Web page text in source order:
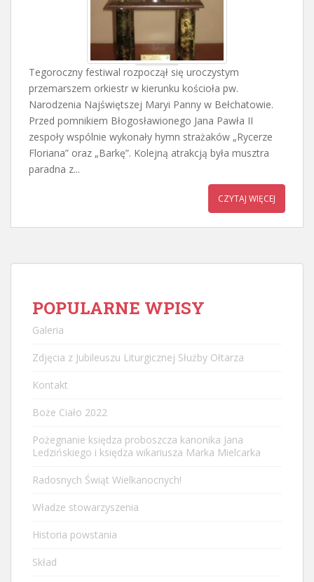
Tegoroczny festiwal rozpoczął się uroczystym
przemarszem orkiestr w kierunku kościoła pw.
Narodzenia Najświętszej Maryi Panny w Bełchatowie.
Przed pomnikiem Błogosławionego Jana Pawła II
zespoły wspólnie wykonały hymn strażaków „Rycerze
Floriana” oraz „Barkę”. Kolejną atrakcją była musztra
paradna z...
CZYTAJ WIĘCEJ
POPULARNE WPISY
Galeria
Zdjęcia z Jubileuszu Liturgicznej Służby Ołtarza
Kontakt
Boże Ciało 2022
Pożegnanie księdza proboszcza kanonika Jana
Ledzińskiego i księdza wikariusza Marka Mielcarka
Radosnych Świąt Wielkanocnych!
Władze stowarzyszenia
Historia powstania
Skład